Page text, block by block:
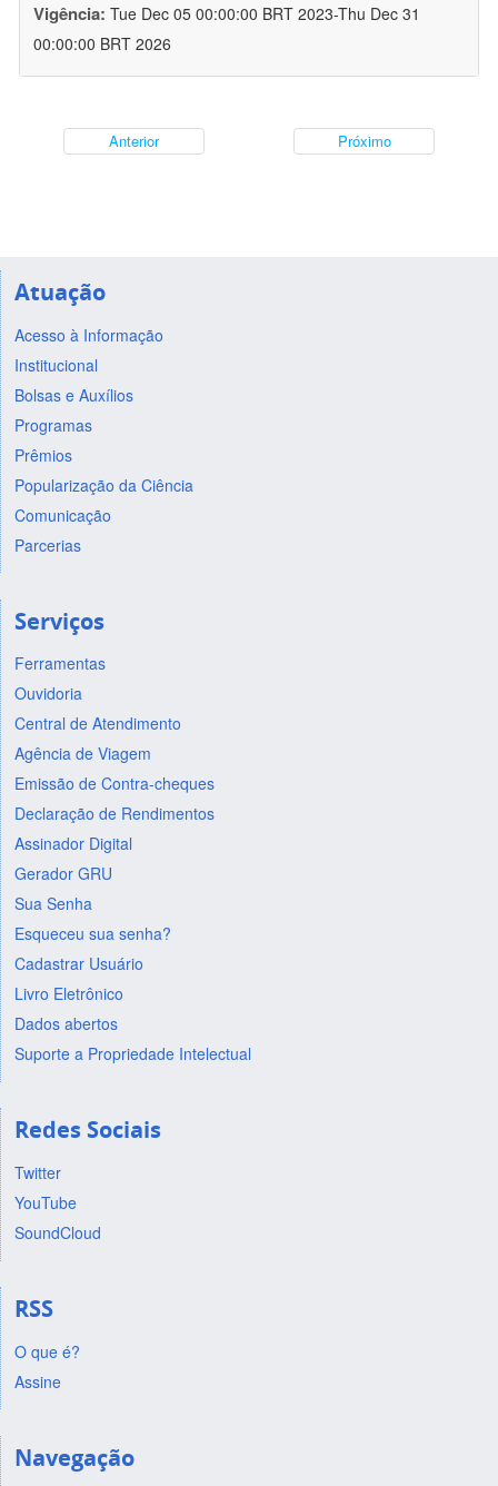
Vigência: Tue Dec 05 00:00:00 BRT 2023-Thu Dec 31
00:00:00 BRT 2026
Anterior Próximo
Atuação
Acesso à Informação
Institucional
Bolsas e Auxílios
Programas
Prêmios
Popularização da Ciência
Comunicação
Parcerias
Serviços
Ferramentas
Ouvidoria
Central de Atendimento
Agência de Viagem
Emissão de Contra-cheques
Declaração de Rendimentos
Assinador Digital
Gerador GRU
Sua Senha
Esqueceu sua senha?
Cadastrar Usuário
Livro Eletrônico
Dados abertos
Suporte a Propriedade Intelectual
Redes Sociais
Twitter
YouTube
SoundCloud
RSS
O que é?
Assine
Navegação